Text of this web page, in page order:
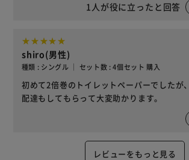
1 人が役に立ったと回答
shiro(男性)
種類 : シングル ｜ セット数 : 4個セット 購入
初めて2倍巻のトイレットペーパーでしたが
配達もしてもらって大変助かります。
レビューをもっと見る